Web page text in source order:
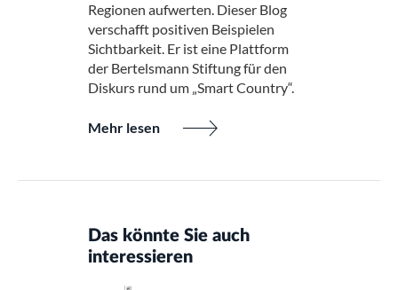
Regionen aufwerten. Dieser Blog
verschafft positiven Beispielen
Sichtbarkeit. Er ist eine Plattform
der Bertelsmann Stiftung für den
Diskurs rund um „Smart Country“.
Mehr lesen
Das könnte Sie auch
interessieren